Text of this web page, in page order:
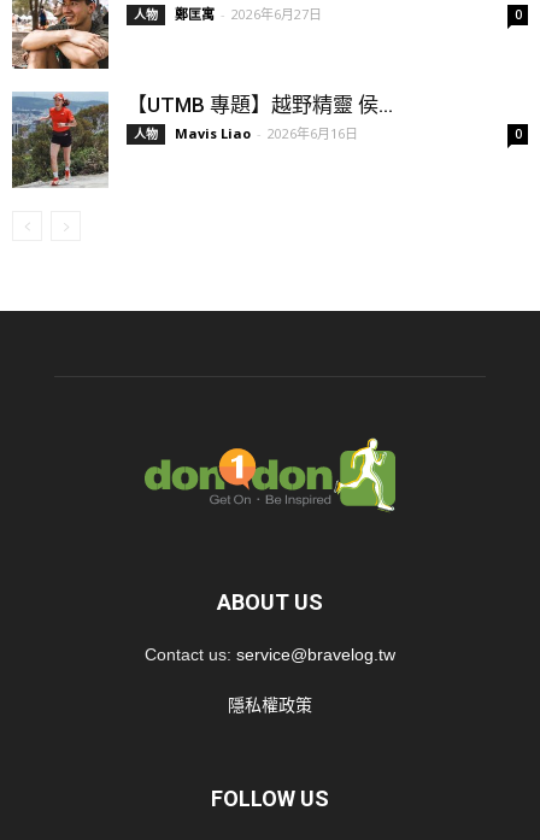
人物 鄭匡寓 - 2026年6月27日 0
【UTMB 專題】越野精靈 侯...
人物 Mavis Liao - 2026年6月16日 0
ABOUT US
Contact us: service@bravelog.tw
隱私權政策
FOLLOW US